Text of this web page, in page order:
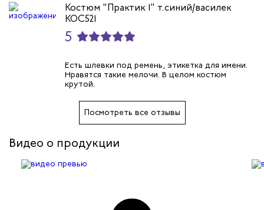
Костюм "Практик 1" т.синий/василек
КОС521
5
Есть шлевки под ремень, этикетка для имени.
Нравятся такие мелочи. В целом костюм
крутой.
Посмотреть все отзывы
Видео о продукции